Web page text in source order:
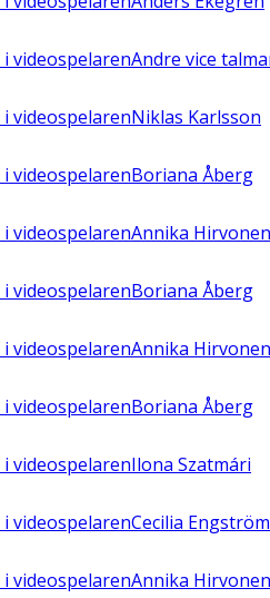
i videospelarenAndre vice
i videospelarenNiklas Karlsson
i videospelarenBoriana Åberg
i videospelarenAnnika Hirvonen
i videospelarenBoriana Åberg
i videospelarenAnnika Hirvonen
i videospelarenBoriana Åberg
i videospelarenIlona Szatmári
i videospelarenCecilia Engström
i videospelarenAnnika Hirvonen